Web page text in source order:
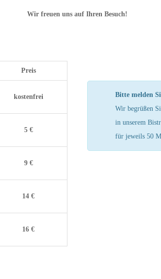
Wir freuen uns auf Ihren Besuch!
Preis
kostenfrei
5 €
9 €
14 €
16 €
Bitte melden
Wir begrüßen
in unserem
für jeweils 50